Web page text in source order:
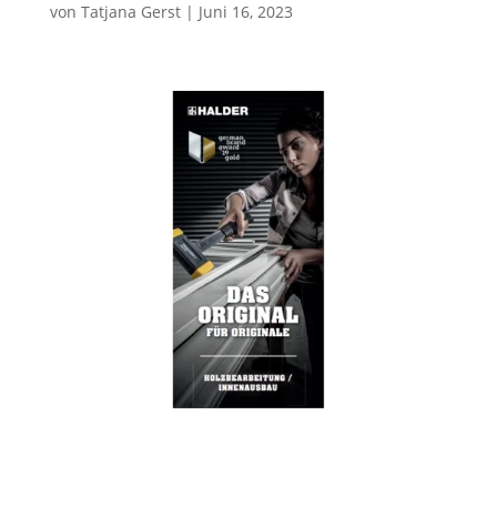
von Tatjana Gerst| Juni 16, 2023